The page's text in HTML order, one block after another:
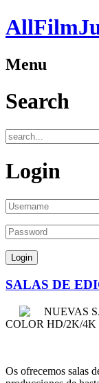
Menu
Search
Login
SALAS DE
NUEVAS
COLOR HD/2K/4K
Os ofrecemos salas